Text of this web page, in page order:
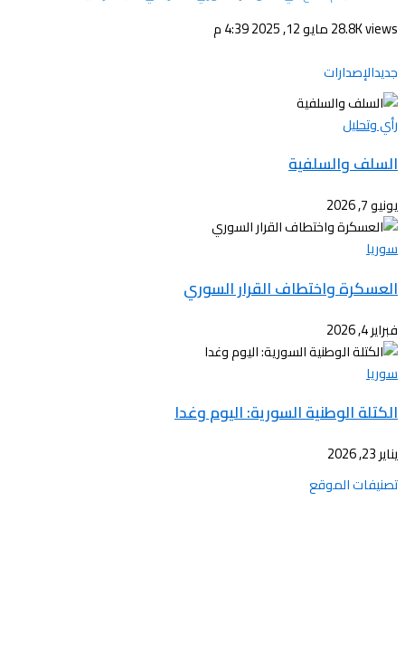
28.8K viewsمايو 12, 2025 4:39 م
جديدالإصدارات
رأي وتحليل
السلف والسلفية
يونيو 7, 2026
سوريا
العسكرة واختطاف القرار السوري
فبراير 4, 2026
سوريا
الكتلة الوطنية السورية: اليوم وغدا
يناير 23, 2026
تصنيفات الموقع